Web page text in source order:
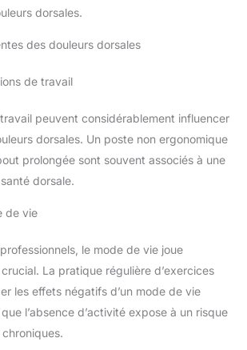
dorsales.
des douleurs dorsales
de travail
peuvent considérablement influencer
dorsales. Un poste non ergonomique
prolongée sont souvent associés à une
dorsale.
de vie
le mode de vie joue
La pratique régulière d’exercices
les effets négatifs d’un mode de vie
l’absence d’activité expose à un risque